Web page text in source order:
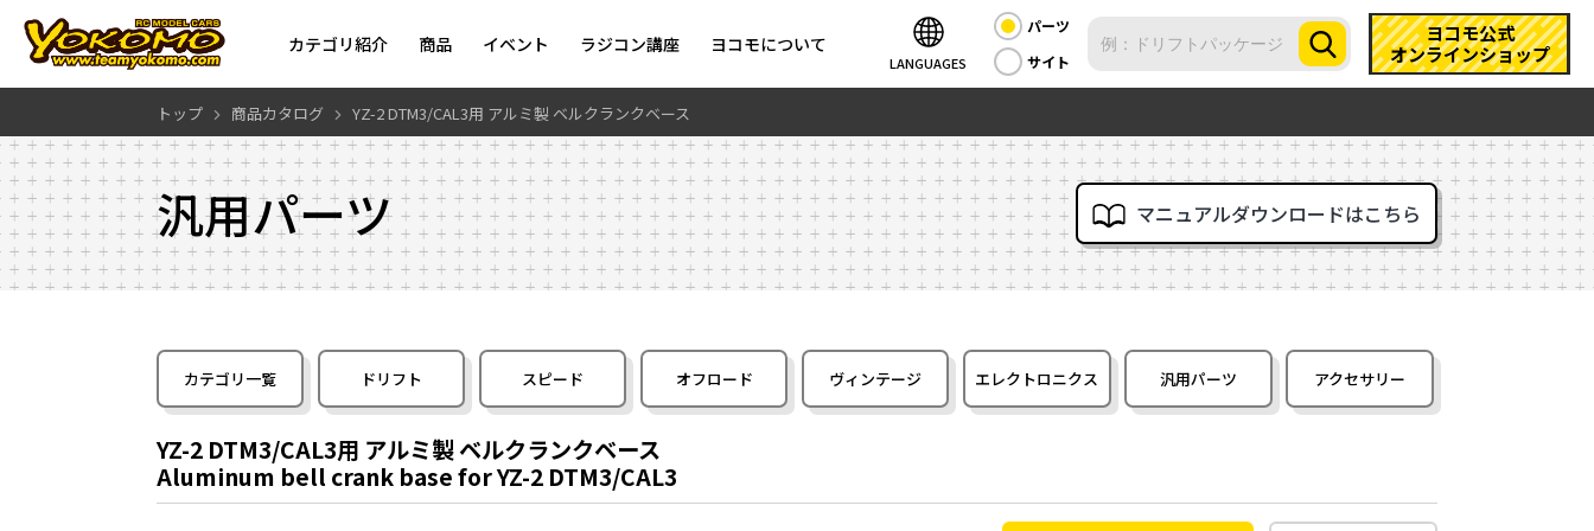
カテゴリ紹介 商品 イベント ラジコン講座 ヨコモについて
LANGUAGES
パーツ
サイト
ヨコモ公式
オンラインショップ
トップ 商品カタログ YZ-2 DTM3/CAL3用 アルミ製 ベルクランクベース
汎用パーツ マニュアルダウンロードはこちら
カテゴリ一覧 ドリフト スピード オフロード ヴィンテージ エレクトロニクス 汎用パーツ アクセサリー
YZ-2 DTM3/CAL3用 アルミ製 ベルクランクベース
Aluminum bell crank base for YZ-2 DTM3/CAL3